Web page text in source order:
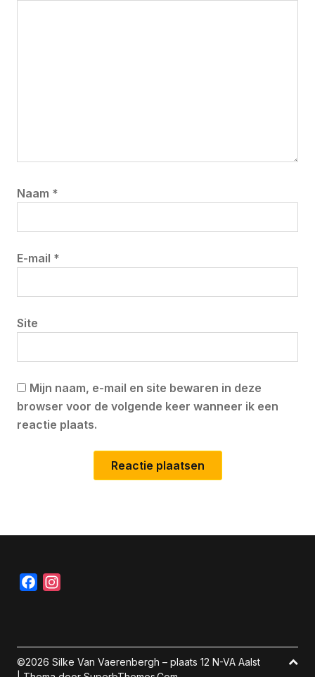
Naam *
E-mail *
Site
Mijn naam, e-mail en site bewaren in deze
browser voor de volgende keer wanneer ik een
reactie plaats.
Facebook
©2026 Silke Van Vaerenbergh – plaats 12 N-VA Aalst